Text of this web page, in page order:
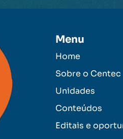
Menu
Home
Sobre o Centec
Unidades
Conteúdos
Editais e